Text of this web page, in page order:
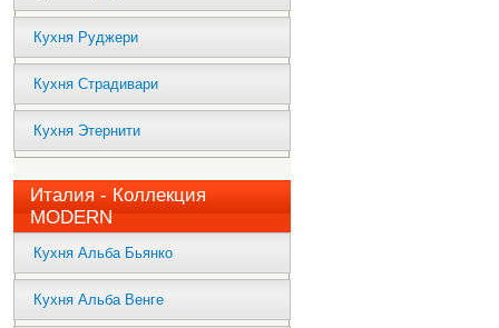
Кухня Руджери
Кухня Страдивари
Кухня Этернити
Италия - Коллекция
MODERN
Кухня Альба Бьянко
Кухня Альба Венге